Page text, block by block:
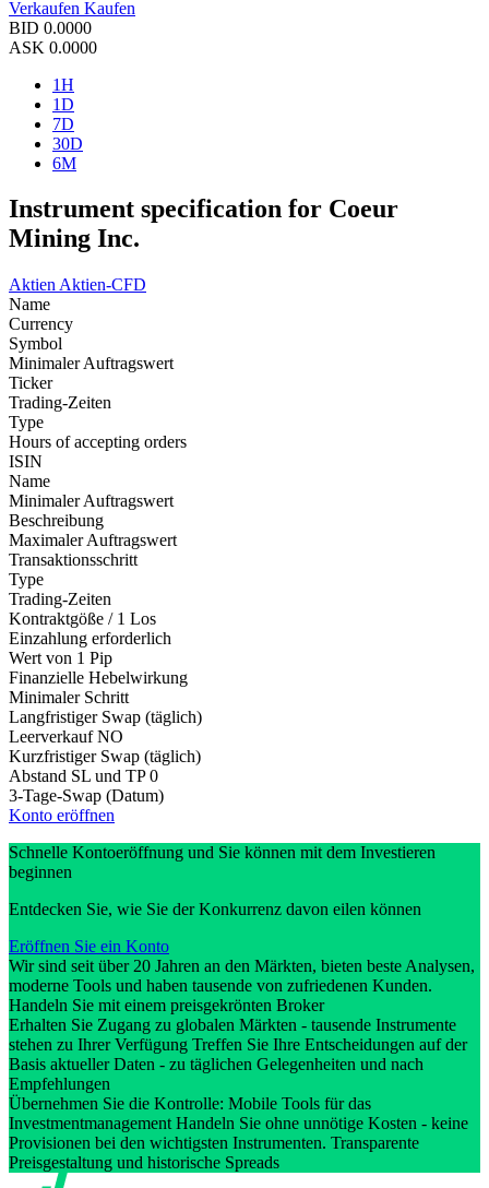
Verkaufen Kaufen
BID 0.0000
ASK 0.0000
1H
1D
7D
30D
6M
Instrument specification for Coeur
Mining Inc.
Aktien Aktien-CFD
Name
Currency
Symbol
Minimaler Auftragswert
Ticker
Trading-Zeiten
Type
Hours of accepting orders
ISIN
Name
Minimaler Auftragswert
Beschreibung
Maximaler Auftragswert
Transaktionsschritt
Type
Trading-Zeiten
Kontraktgöße / 1 Los
Einzahlung erforderlich
Wert von 1 Pip
Finanzielle Hebelwirkung
Minimaler Schritt
Langfristiger Swap (täglich)
Leerverkauf NO
Kurzfristiger Swap (täglich)
Abstand SL und TP 0
3-Tage-Swap (Datum)
Konto eröffnen
Schnelle Kontoeröffnung und Sie können mit dem Investieren
beginnen
Entdecken Sie, wie Sie der Konkurrenz davon eilen können
Eröffnen Sie ein Konto
Wir sind seit über 20 Jahren an den Märkten, bieten beste Analysen,
moderne Tools und haben tausende von zufriedenen Kunden.
Handeln Sie mit einem preisgekrönten Broker
Erhalten Sie Zugang zu globalen Märkten - tausende Instrumente
stehen zu Ihrer Verfügung Treffen Sie Ihre Entscheidungen auf der
Basis aktueller Daten - zu täglichen Gelegenheiten und nach
Empfehlungen
Übernehmen Sie die Kontrolle: Mobile Tools für das
Investmentmanagement Handeln Sie ohne unnötige Kosten - keine
Provisionen bei den wichtigsten Instrumenten. Transparente
Preisgestaltung und historische Spreads